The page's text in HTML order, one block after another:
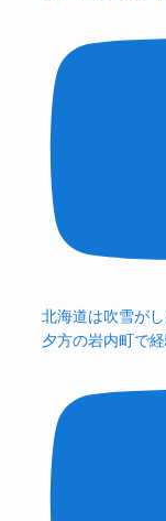
北海道は吹雪が
夕方の岩内町で